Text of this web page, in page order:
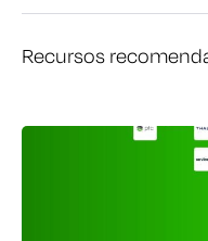
Recursos